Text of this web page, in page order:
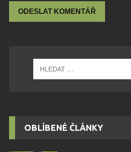
OBLÍBENÉ ČLÁNKY